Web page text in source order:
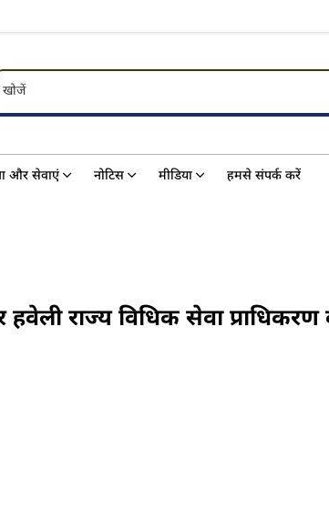
खोजें
और सेवाएं नोटिस मीडिया हमसे संपर्क करें
हवेली राज्य विधिक सेवा प्राधिकरण